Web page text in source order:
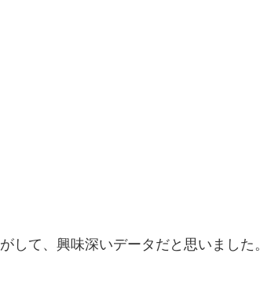
して、興味深いデータだと思いました。